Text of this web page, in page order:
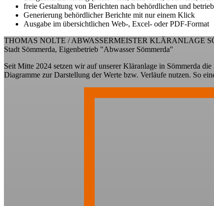
freie Gestaltung von Berichten nach behördlichen und
Generierung behördlicher Berichte mit nur einem Klick
Ausgabe im übersichtlichen Web-, Excel- oder PDF-Format
THOMAS NOLTE / ABWASSERMEISTER KLÄRANLAGE
Stadt Sömmerda, Eigenbetrieb "Abwasser Sömmerda"
Seit Mitte 2024 setzen wir auf unserer Kläranlage in Sömmerda
Diagramme zur Darstellung der Werte bzw. Verläufe nutzen. So